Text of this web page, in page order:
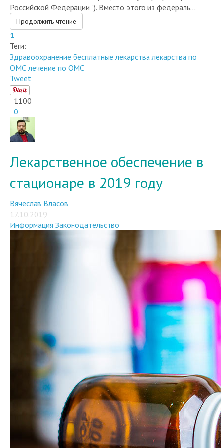
Российской Федерации "). Вместо этого из федераль...
Продолжить чтение
1
Теги:
Здравоохранение бесплатные лекарства лекарства по
ОМС лечение по ОМС
Tweet
1100
0
Лекарственное обеспечение в
стационаре в 2019 году
Вячеслав Власов
17.10.2019
Информация Законодательство